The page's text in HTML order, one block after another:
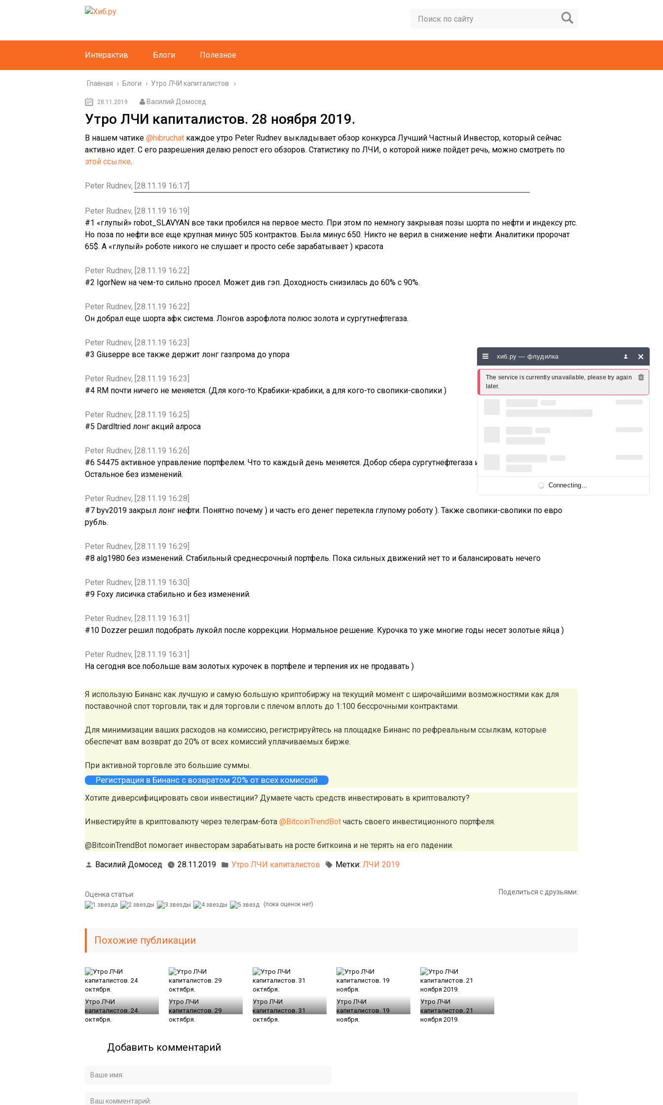
Интерактив Блоги Полезное
Главная › Блоги › Утро ЛЧИ капиталистов
28.11.2019 Василий Домосед
Утро ЛЧИ капиталистов. 28 ноября 2019.
В нашем чатике @hibruchat каждое утро Peter Rudnev выкладывает обзор конкурса Лучший Частный Инвестор, который сейчас
активно идет. C его разрешения делаю репост его обзоров. Статистику по ЛЧИ, о которой ниже пойдет речь, можно смотреть по
этой ссылке.
Peter Rudnev, [28.11.19 16:17]
Peter Rudnev, [28.11.19 16:19]
#1 «глупый» robot_SLAVYAN все таки пробился на первое место. При этом по немногу закрывая позы шорта по нефти и индексу ртс.
Но поза по нефти все еще крупная минус 505 контрактов. Была минус 650. Никто не верил в снижение нефти. Аналитики пророчат
65$. А «глупый» роботе никого не слушает и просто себе зарабатывает ) красота
Peter Rudnev, [28.11.19 16:22]
#2 IgorNew на чем-то сильно просел. Может див гэп. Доходность снизилась до 60% с 90%.
Peter Rudnev, [28.11.19 16:22]
Он добрал еще шорта афк система. Лонгов аэрофлота полюс золота и сургутнефтегаза.
Peter Rudnev, [28.11.19 16:23]
#3 Giuseppe все также держит лонг газпрома до упора
Peter Rudnev, [28.11.19 16:23]
#4 RM почти ничего не меняется. (Для кого-то Крабики-крабики, а для кого-то свопики-свопики )
Peter Rudnev, [28.11.19 16:25]
#5 Dardltried лонг акций алроса
Peter Rudnev, [28.11.19 16:26]
#6 54475 активное управление портфелем. Что то каждый день меняется. Добор сбера сургутнефтегаза и северстали в лонг.
Остальное без изменений.
Peter Rudnev, [28.11.19 16:28]
#7 byv2019 закрыл лонг нефти. Понятно почему ) и часть его денег перетекла глупому роботу ). Также свопики-свопики по евро
рубль.
Peter Rudnev, [28.11.19 16:29]
#8 alg1980 без изменений. Стабильный среднесрочный портфель. Пока сильных движений нет то и балансировать нечего
Peter Rudnev, [28.11.19 16:30]
#9 Foxy лисичка стабильно и без изменений.
Peter Rudnev, [28.11.19 16:31]
#10 Dozzer решил подобрать лукойл после коррекции. Нормальное решение. Курочка то уже многие годы несет золотые яйца )
Peter Rudnev, [28.11.19 16:31]
На сегодня все.побольше вам золотых курочек в портфеле и терпения их не продавать )
Я использую Бинанс как лучшую и самую большую криптобиржу на текущий момент с широчайшими возможностями как для
поставочной спот торговли, так и для торговли с плечом вплоть до 1:100 бессрочными контрактами.
Для минимизации ваших расходов на комиссию, регистрируйтесь на площадке Бинанс по рефреальным ссылкам, которые
обеспечат вам возврат до 20% от всех комиссий уплачиваемых бирже.
При активной торговле это большие суммы.
Регистрация в Бинанс с возвратом 20% от всех комиссий
Хотите диверсифицировать свои инвестиции? Думаете часть средств инвестировать в криптовалюту?
Инвестируйте в криптовалюту через телеграм-бота @BitcoinTrendBot часть своего инвестиционного портфеля.
@BitcoinTrendBot помогает инвесторам зарабатывать на росте биткоина и не терять на его падении.
Василий Домосед 28.11.2019 Утро ЛЧИ капиталистов Метки: ЛЧИ 2019
Оценка статьи:
(пока оценок нет)
Поделиться с друзьями:
Похожие публикации
Утро ЛЧИ
капиталистов. 24
октября.
Утро ЛЧИ
капиталистов. 29
октября.
Утро ЛЧИ
капиталистов. 31
октября.
Утро ЛЧИ
капиталистов. 19
ноября.
Утро ЛЧИ
капиталистов. 21
ноября 2019.
Добавить комментарий
хиб.ру — флудилка
The service is currently unavailable, please try again
later.
Connecting...